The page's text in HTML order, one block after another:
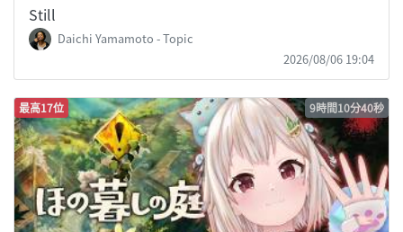
Still
Daichi Yamamoto - Topic
2026/08/06 19:04
最高17位 9時間10分40秒